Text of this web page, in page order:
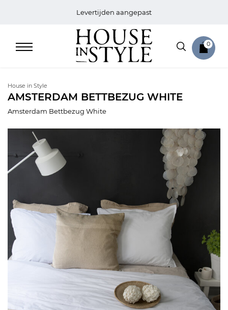
Levertijden aangepast
0
Sale
Sale
Living
House in Style
AMSTERDAM BETTBEZUG WHITE
Amsterdam Bettbezug White